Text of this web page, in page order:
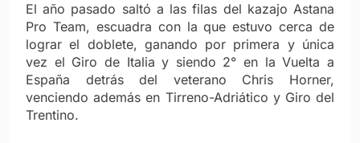
El año pasado saltó a las filas del kazajo Astana
Pro Team, escuadra con la que estuvo cerca de
lograr el doblete, ganando por primera y única
vez el Giro de Italia y siendo 2° en la Vuelta a
España detrás del veterano Chris Horner,
venciendo además en Tirreno-Adriático y Giro del
Trentino.